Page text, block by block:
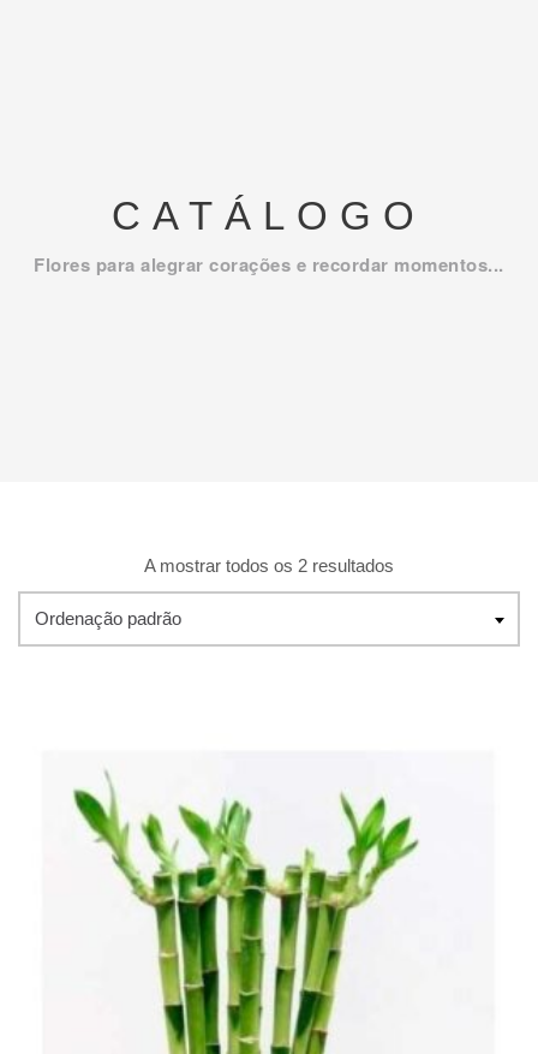
CATÁLOGO
Flores para alegrar corações e recordar momentos...
A mostrar todos os 2 resultados
Ordenação padrão